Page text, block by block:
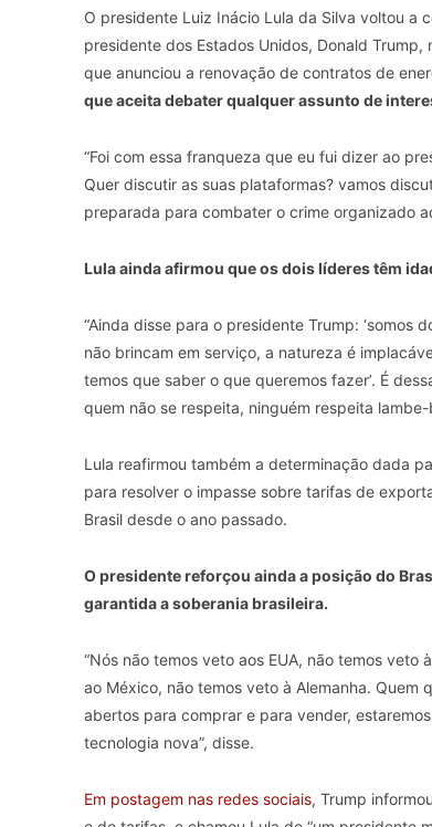
O presidente Luiz Inácio Lula da Silva voltou a
presidente dos Estados Unidos, Donald
que anunciou a renovação de contratos de
que aceita debater qualquer assunto de
“Foi com essa franqueza que eu fui dizer ao
Quer discutir as suas plataformas? vamos
preparada para combater o crime organizado
Lula ainda afirmou que os dois líderes têm
“Ainda disse para o presidente Trump: ‘somos
não brincam em serviço, a natureza é
temos que saber o que queremos fazer’. É
quem não se respeita, ninguém respeita lambe-
Lula reafirmou também a determinação dada
para resolver o impasse sobre tarifas de
Brasil desde o ano passado.
O presidente reforçou ainda a posição do
garantida a soberania brasileira.
“Nós não temos veto aos EUA, não temos veto
ao México, não temos veto à Alemanha. Quem
abertos para comprar e para vender,
tecnologia nova”, disse.
Em postagem nas redes sociais, Trump